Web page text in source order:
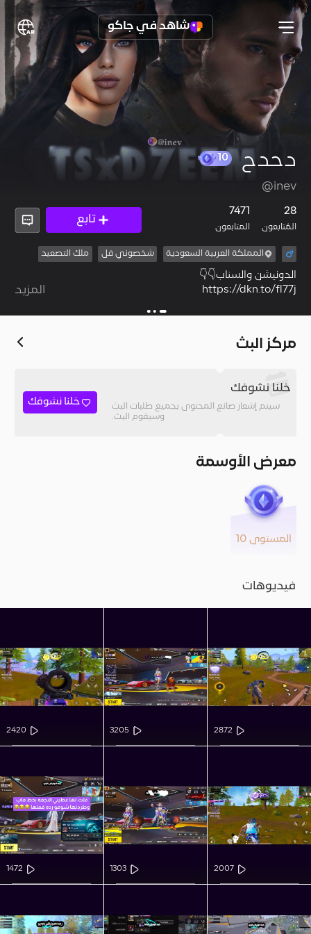
شاهد في جاكو
دحدح
10@inev
28
المُتابعون
7471
المتابعون
تابع
المملكة العربية السعودية شخصوني فل ملك التصعيد
https://dkn.to/fl77j
المزيد
مركز البث
خلنا نشوفك
سيتم إشعار صانع المحتوى بجميع طلبات البث
وسيقوم البث.
خلنا نشوفك
معرض الأوسمة
المستوى 10
فيديوهات
2872
3205
2420
2007
1303
1472